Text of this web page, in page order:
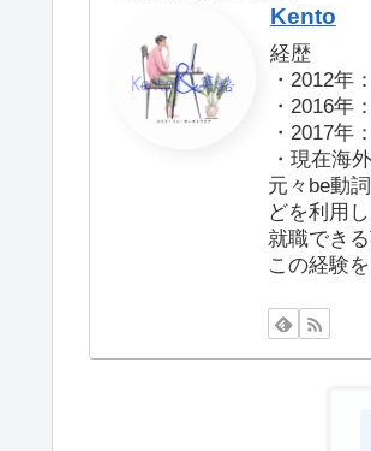
Kento
経歴
・2012年
・2016年
・2017年
・現在海
元々be動
どを利用
就職でき
この経験